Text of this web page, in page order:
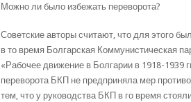
Можно ли было избежать переворота?
Советские авторы считают, что для этого
в то время Болгарская Коммунистическая
«Рабочее движение в Болгарии в 1918-1939
переворота БКП не предприняла мер
тем, что у руководства БКП в го время